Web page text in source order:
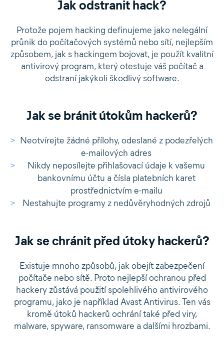
Jak odstranit hack?
Protože pojem hacking definujeme jako nelegální
průnik do počítačových systémů nebo sítí, nejlepším
způsobem, jak s hackingem bojovat, je použít kvalitní
antivirový program, který otestuje váš počítač a
odstraní jakýkoli škodlivý software.
Jak se bránit útokům hackerů?
Neotvírejte žádné přílohy, odeslané z podezřelých
e-mailových adres
Nikdy neposílejte přihlašovací údaje k vašemu
bankovnímu účtu a čísla platebních karet
prostřednictvím e-mailu
Nestahujte programy z nedůvěryhodných zdrojů
Jak se chránit před útoky hackerů?
Existuje mnoho způsobů, jak obejít zabezpečení
počítače nebo sítě. Proto nejlepší ochranou před
hackery zůstává použití spolehlivého antivirového
programu, jako je například Avast Antivirus. Ten vás
kromě útoků hackerů ochrání také před viry,
malware, spyware, ransomware a dalšími hrozbami.